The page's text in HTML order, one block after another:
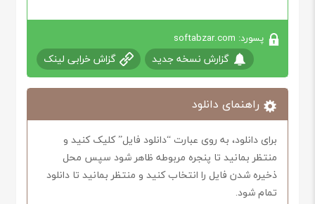
پسورد: softabzar.com
گزارش نسخه جدید گزاش خرابی لینک
راهنمای دانلود
برای دانلود، به روی عبارت “دانلود فایل” کلیک کنید و
منتظر بمانید تا پنجره مربوطه ظاهر شود سپس محل
ذخیره شدن فایل را انتخاب کنید و منتظر بمانید تا دانلود
تمام شود.